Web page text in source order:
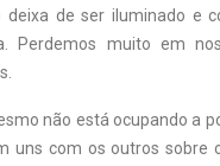
deixa de ser iluminado e
Perdemos muito em
não está ocupando a
uns com os outros sobre